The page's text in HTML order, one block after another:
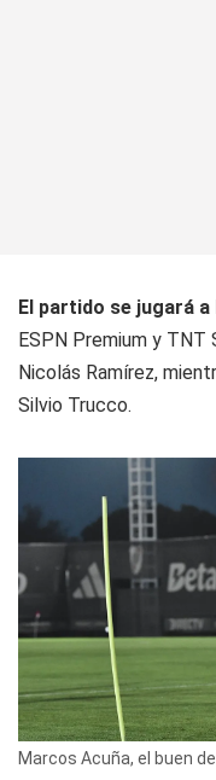
El partido se jugará a
ESPN Premium y TNT
Nicolás Ramírez,
Silvio Trucco.
Marcos Acuña, el buen